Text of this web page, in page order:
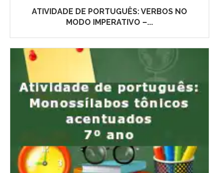
ATIVIDADE DE PORTUGUÊS: VERBOS NO
MODO IMPERATIVO –...